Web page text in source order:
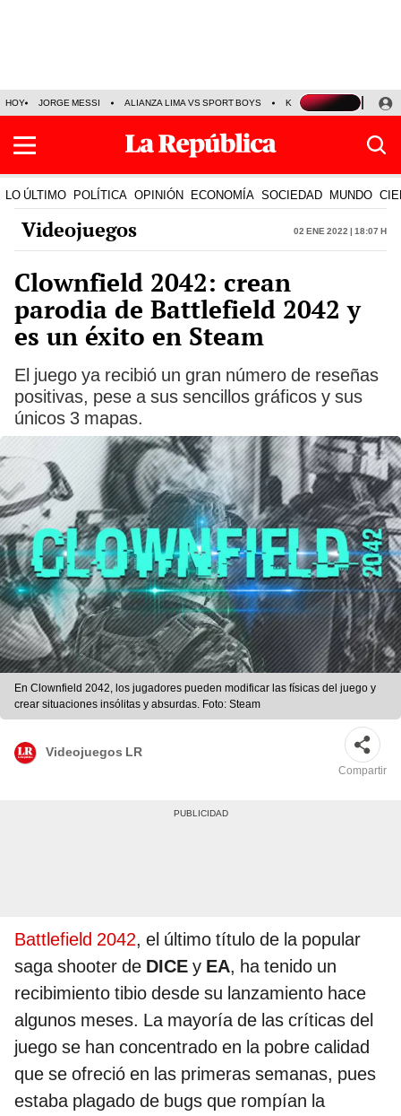
HOY JORGE MESSI ALIANZA LIMA VS SPORT BOYS KENJI FUJIMORI
LO ÚLTIMO POLÍTICA OPINIÓN ECONOMÍA SOCIEDAD MUNDO
Videojuegos 02 Ene 2022 | 18:07 h
Clownfield 2042: crean
parodia de Battlefield 2042 y
es un éxito en Steam
El juego ya recibió un gran número de reseñas
positivas, pese a sus sencillos gráficos y sus
únicos 3 mapas.
En Clownfield 2042, los jugadores pueden modificar las físicas del juego y
crear situaciones insólitas y absurdas. Foto: Steam
Videojuegos LR
Compartir
Battlefield 2042, el último título de la popular
saga shooter de DICE y EA, ha tenido un
recibimiento tibio desde su lanzamiento hace
algunos meses. La mayoría de las críticas del
juego se han concentrado en la pobre calidad
que se ofreció en las primeras semanas, pues
estaba plagado de bugs que rompían la